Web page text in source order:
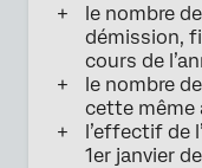
le nombre
démission,
cours de
le nombre
cette même
l’effectif de
1er janvier